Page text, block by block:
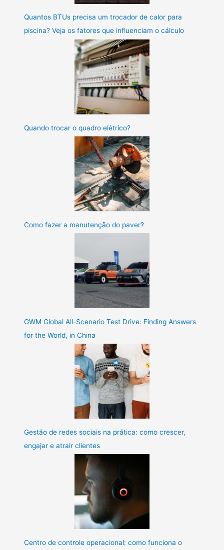
Quantos BTUs precisa um trocador de calor para
piscina? Veja os fatores que influenciam o cálculo
Quando trocar o quadro elétrico?
Como fazer a manutenção do paver?
GWM Global All-Scenario Test Drive: Finding Answers
for the World, in China
Gestão de redes sociais na prática: como crescer,
engajar e atrair clientes
Centro de controle operacional: como funciona o